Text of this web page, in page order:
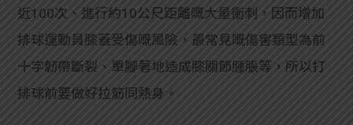
近100次、進行約10公尺距離嘅大量衝刺，因而增加
排球運動員膝蓋受傷嘅風險，最常見嘅傷害類型為前
十字韌帶斷裂、單腳著地造成膝關節腫脹等，所以打
排球前要做好拉筋同熱身。